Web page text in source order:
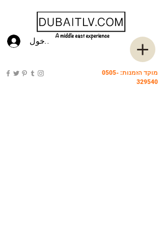
تسجيل الدخول
מוקד הזמנות: 0505-
329540